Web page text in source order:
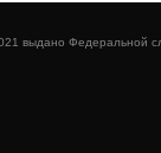
Федеральной